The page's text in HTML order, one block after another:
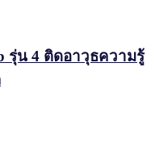
รุ่น 4 ติดอาวุธความรู้